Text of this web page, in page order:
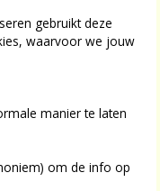
kan volgen en ook
een
gebruikt deze
waarvoor we jouw
manier te laten
om de info op